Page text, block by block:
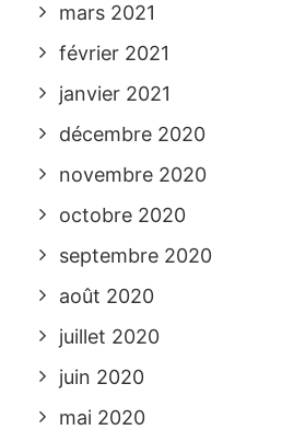
mars 2021
février 2021
janvier 2021
décembre 2020
novembre 2020
octobre 2020
septembre 2020
août 2020
juillet 2020
juin 2020
mai 2020